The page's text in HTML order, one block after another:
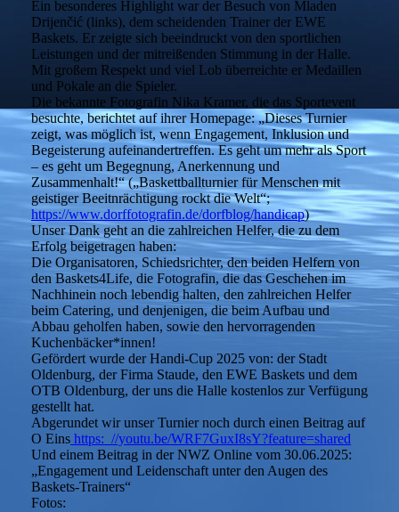
Ein besonderes Highlight war der Besuch von Mladen
Drijenčić (links), dem scheidenden Trainer der EWE
Baskets. Er zeigte sich beeindruckt von den sportlichen
Leistungen und der mitreißenden Stimmung in der Halle.
Mit großem Respekt und viel Lob überreichte er Medaillen
und Pokale an die Spieler.
Die bekannte Fotografin Nika Kramer, die das Sportevent
besuchte, berichtet auf ihrer Homepage: „Dieses Turnier
zeigt, was möglich ist, wenn Engagement, Inklusion und
Begeisterung aufeinandertreffen. Es geht um mehr als Sport
– es geht um Begegnung, Anerkennung und
Zusammenhalt!“ („Baskettballturnier für Menschen mit
geistiger Beeitnrächtigung rockt die Welt“;
https://www.dorffotografin.de/dorfblog/handicap)
Unser Dank geht an die zahlreichen Helfer, die zu dem
Erfolg beigetragen haben:
Die Organisatoren, Schiedsrichter, den beiden Helfern von
den Baskets4Life, die Fotografin, die das Geschehen im
Nachhinein noch lebendig halten, den zahlreichen Helfer
beim Catering, und denjenigen, die beim Aufbau und
Abbau geholfen haben, sowie den hervorragenden
Kuchenbäcker*innen!
Gefördert wurde der Handi-Cup 2025 von: der Stadt
Oldenburg, der Firma Staude, den EWE Baskets und dem
OTB Oldenburg, der uns die Halle kostenlos zur Verfügung
gestellt hat.
Abgerundet wir unser Turnier noch durch einen Beitrag auf
O Eins https: //youtu.be/WRF7GuxI8sY?feature=shared
Und einem Beitrag in der NWZ Online vom 30.06.2025:
„Engagement und Leidenschaft unter den Augen des
Baskets-Trainers“
Fotos: